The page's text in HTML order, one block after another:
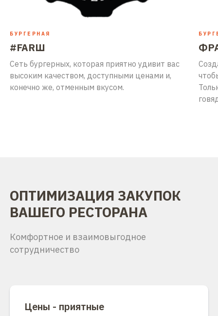
БУРГЕРНАЯ
#FARШ
Сеть бургерных, которая приятно удивит вас
высоким качеством, доступными ценами и,
конечно же, отменным вкусом.
ОПТИМИЗАЦИЯ ЗАКУПОК
ВАШЕГО РЕСТОРАНА
Комфортное и взаимовыгодное
сотрудничество
Цены - приятные